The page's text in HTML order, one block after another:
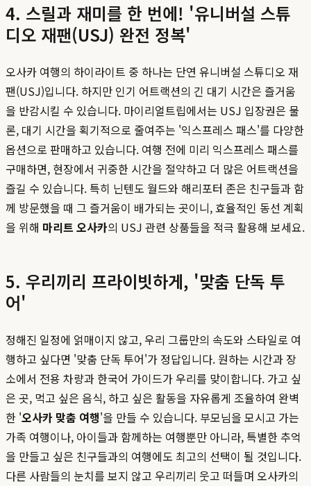
4. 스릴과 재미를 한 번에! '유니버설 스튜
디오 재팬(USJ) 완전 정복'
오사카 여행의 하이라이트 중 하나는 단연 유니버설 스튜디오 재
팬(USJ)입니다. 하지만 인기 어트랙션의 긴 대기 시간은 즐거움
을 반감시킬 수 있습니다. 마이리얼트립에서는 USJ 입장권은 물
론, 대기 시간을 획기적으로 줄여주는 '익스프레스 패스'를 다양한
옵션으로 판매하고 있습니다. 여행 전에 미리 익스프레스 패스를
구매하면, 현장에서 귀중한 시간을 절약하고 더 많은 어트랙션을
즐길 수 있습니다. 특히 닌텐도 월드와 해리포터 존은 친구들과 함
께 방문했을 때 그 즐거움이 배가되는 곳이니, 효율적인 동선 계획
을 위해 마리트 오사카의 USJ 관련 상품들을 적극 활용해 보세요.
5. 우리끼리 프라이빗하게, '맞춤 단독 투
어'
정해진 일정에 얽매이지 않고, 우리 그룹만의 속도와 스타일로 여
행하고 싶다면 '맞춤 단독 투어'가 정답입니다. 원하는 시간과 장
소에서 전용 차량과 한국어 가이드가 우리를 맞이합니다. 가고 싶
은 곳, 먹고 싶은 음식, 하고 싶은 활동을 자유롭게 조율하여 완벽
한 '오사카 맞춤 여행'을 만들 수 있습니다. 부모님을 모시고 가는
가족 여행이나, 아이들과 함께하는 여행뿐만 아니라, 특별한 추억
을 만들고 싶은 친구들과의 여행에도 최고의 선택이 될 것입니다.
다른 사람들의 눈치를 보지 않고 우리끼리 웃고 떠들며 오사카의